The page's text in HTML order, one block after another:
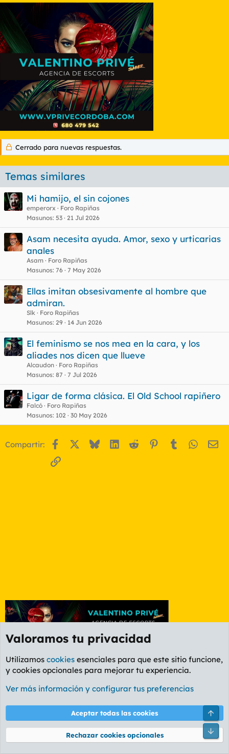
Cerrado para nuevas respuestas.
Temas similares
Mi hamijo, el sin cojones
emperorx
Foro Rapiñas
Masunos 53 21 Jul 2026
Asam necesita ayuda. Amor, sexo y urticarias
anales
Asam
Foro Rapiñas
Masunos 76 7 May 2026
Ellas imitan obsesivamente al hombre que
admiran.
Slk
Foro Rapiñas
Masunos 29 14 Jun 2026
El feminismo se nos mea en la cara, y los
aliades nos dicen que llueve
Alcaudon
Foro Rapiñas
Masunos 87 7 Jul 2026
Ligar de forma clásica. El Old School rapiñero
Falcó
Foro Rapiñas
Masunos 102 30 May 2026
Compartir: Facebook BlueskyLinkedIn
Reddit Pinterest
Tumblr
Enlace
Foro Rapiñas
Cookies
PL OLDSTYLE AMARILLO
Términos y reglas Política de privacidad Ayuda
Community platform by XenForo® © 2010-2026 XenForo Ltd.
Valoramos tu privacidad
Utilizamos cookies esenciales para que este sitio funcione,
y cookies opcionales para mejorar tu experiencia.
Ver más información y configurar tus preferencias
Aceptar todas las cookies
Rechazar cookies opcionales
Pie